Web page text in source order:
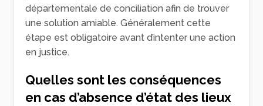
départementale de conciliation afin de trouver
une solution amiable. Généralement cette
étape est obligatoire avant d’intenter une action
en justice.
Quelles sont les conséquences
en cas d’absence d’état des lieux